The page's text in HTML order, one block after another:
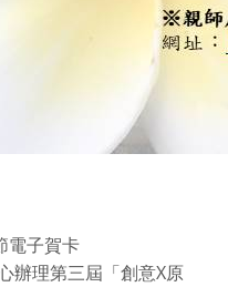
電子賀卡
辦理第三屆「創意X原